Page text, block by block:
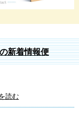
新着情報便
読む